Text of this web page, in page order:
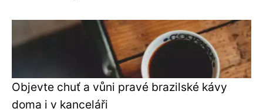
Objevte chuť a vůni pravé brazilské kávy
doma i v kanceláři